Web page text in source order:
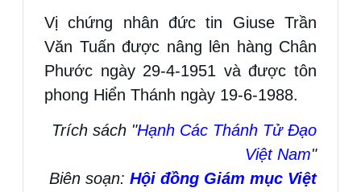
Vị chứng nhân đức tin Giuse Trần
Văn Tuấn được nâng lên hàng Chân
Phước ngày 29-4-1951 và được tôn
phong Hiển Thánh ngày 19-6-1988.
Trích sách "Hạnh Các Thánh Tử Đạo
Việt Nam"
Biên soạn: Hội đồng Giám mục Việt